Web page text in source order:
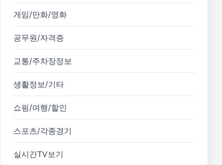
게임/만화/영화
공무원/자격증
교통/주차장정보
생활정보/기타
쇼핑/여행/할인
스포츠/각종경기
실시간TV보기